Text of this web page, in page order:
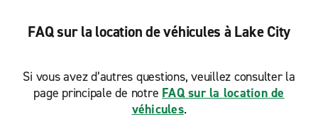
FAQ sur la location de véhicules à Lake City
Si vous avez d’autres questions, veuillez consulter la
page principale de notre FAQ sur la location de
véhicules.